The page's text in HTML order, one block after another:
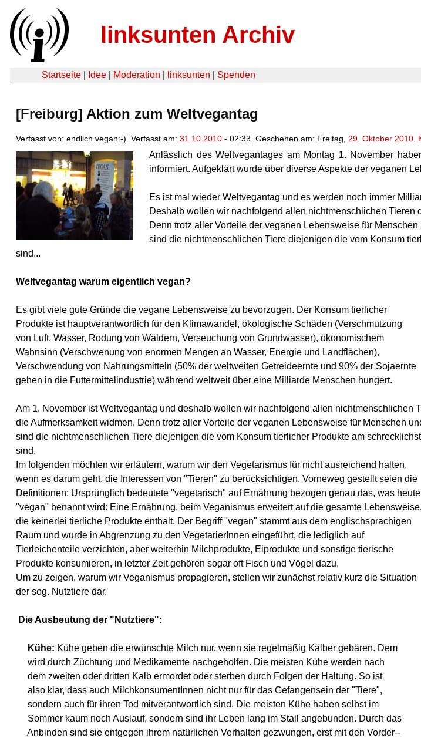
linksunten Archiv
Startseite Idee Moderation linksunten Spenden
[Freiburg] Aktion zum Weltvegantag
Verfasst von: endlich vegan:-). Verfasst am: 31.10.2010 - 02:33. Geschehen am: Freitag, 29. Oktober 2010
Anlässlich des Weltvegantages am Montag 1. November
informiert. Aufgeklärt wurde über diverse Aspekte der veganen
Es ist mal wieder Weltvegantag und es werden noch immer
Deshalb wollen wir nachfolgend allen nichtmenschlichen Tieren
Denn trotz aller Vorteile der veganen Lebensweise für
sind die nichtmenschlichen Tiere diejenigen die vom Konsum
sind...
Weltvegantag warum eigentlich vegan?
Es gibt viele gute Gründe die vegane Lebensweise zu bevorzugen. Der Konsum tierlicher
Produkte ist hauptverantwortlich für den Klimawandel, ökologische Schäden (Verschmutzung
von Luft, Wasser, Rodung von Wäldern, Verseuchung von Grundwasser), ökonomischem
Wahnsinn (Verschwenung von enormen Mengen an Wasser, Energie und Landflächen),
Verschwendung von Nahrungsmitteln (50% der weltweiten Getreideernte und 90% der Sojaernte
gehen in die Futtermittelindustrie) während weltweit über eine Milliarde Menschen hungert.
Am 1. November ist Weltvegantag und deshalb wollen wir nachfolgend allen nichtmenschlichen
die Aufmerksamkeit widmen. Denn trotz aller Vorteile der veganen Lebensweise für Menschen
sind die nichtmenschlichen Tiere diejenigen die vom Konsum tierlicher Produkte am
sind.
Im folgenden möchten wir erläutern, warum wir den Vegetarismus für nicht ausreichend halten,
wenn es darum geht, die Interessen von "Tieren" zu berücksichtigen. Vorneweg gestellt seien die
Definitionen: Ursprünglich bedeutete "vegetarisch" auf Ernährung bezogen genau das, was heute
"vegan" benannt wird: Eine Ernährung, beim Veganismus erweitert auf die gesamte Lebensweise,
die keinerlei tierliche Produkte enthält. Der Begriff "vegan" stammt aus dem englischsprachigen
Raum und wurde in Abgrenzung zu den VegetarierInnen eingeführt, die lediglich auf
Tierleichenteile verzichten, aber weiterhin Milchprodukte, Eiprodukte und sonstige tierische
Produkte konsumieren, in letzter Zeit gehören sogar oft Fisch und Vögel dazu.
Um zu zeigen, warum wir Veganismus propagieren, stellen wir zunächst relativ kurz die Situation
der sog. Nutztiere dar.
Die Ausbeutung der "Nutztiere":
Kühe: Kühe geben die erwünschte Milch nur, wenn sie regelmäßig Kälber gebären. Dem
wird durch Züchtung und Medikamente nachgeholfen. Die meisten Kühe werden nach
dem zweiten oder dritten Kalb ermordet oder sterben durch Folgen der Haltung. So ist
also klar, dass auch MilchkonsumentInnen nicht nur für das Gefangensein der "Tiere",
sondern auch für ihren Tod mitverantwortlich sind. Die meisten Kühe haben selbst im
Sommer kaum noch Auslauf, sondern sind ihr Leben lang im Stall angebunden. Durch das
Anbinden sind sie entgegen ihrem natürlichen Verhalten gezwungen, erst mit den Vorder--